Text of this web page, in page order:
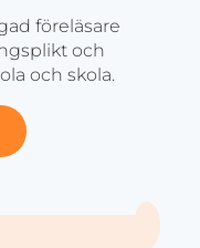
föreläsare
och
och skola.